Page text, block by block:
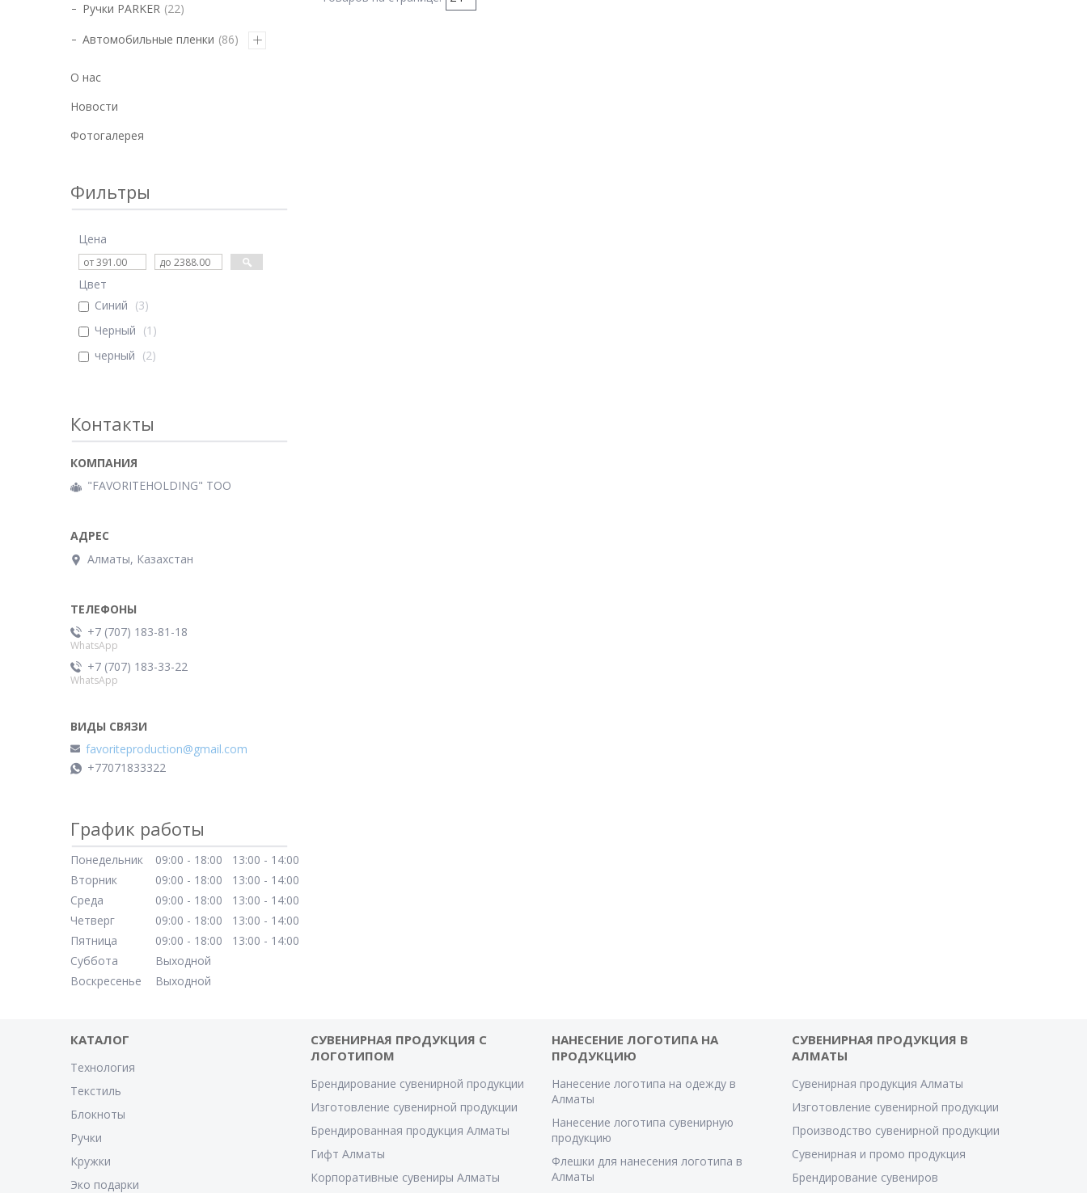
Ручки PARKER 22
Автомобильные пленки 86
О нас
Новости
Фотогалерея
Фильтры
Цена
Цвет
Синий
3
Черный
1
черный
2
Контакты
"FAVORITEHOLDING" TOO
Алматы, Казахстан
+7 (707) 183-81-18
WhatsApp
+7 (707) 183-33-22
WhatsApp
favoriteproduction@gmail.com
+77071833322
График работы
Понедельник 09:00 18:00 13:00
14:00
Вторник
09:00 18:00 13:00
14:00
Среда
09:00 18:00 13:00
14:00
Четверг
09:00 18:00 13:00
14:00
Пятница
09:00 18:00 13:00
14:00
Суббота
Выходной
Воскресенье
Выходной
КАТАЛОГ
Технология
Текстиль
Блокноты
Ручки
Кружки
Эко подарки
СУВЕНИРНАЯ ПРОДУКЦИЯ С
ЛОГОТИПОМ
Брендирование сувенирной продукции
Изготовление сувенирной продукции
Брендированная продукция Алматы
Гифт Алматы
Корпоративные сувениры Алматы
НАНЕСЕНИЕ ЛОГОТИПА НА
ПРОДУКЦИЮ
Нанесение логотипа на одежду в
Алматы
Нанесение логотипа сувенирную
продукцию
Флешки для нанесения логотипа в
Алматы
СУВЕНИРНАЯ ПРОДУКЦИЯ В
АЛМАТЫ
Сувенирная продукция Алматы
Изготовление сувенирной продукции
Производство сувенирной продукции
Сувенирная и промо продукция
Брендирование сувениров